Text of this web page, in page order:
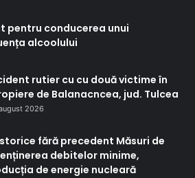
pentru conducerea unui
alcoolului
rutier cu cu două victime în
de Balanacncea, jud. Tulcea
2026
fără precedent Măsuri de
debitelor minime,
de energie nucleară